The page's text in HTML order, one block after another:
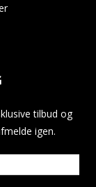
tilbud og
igen.